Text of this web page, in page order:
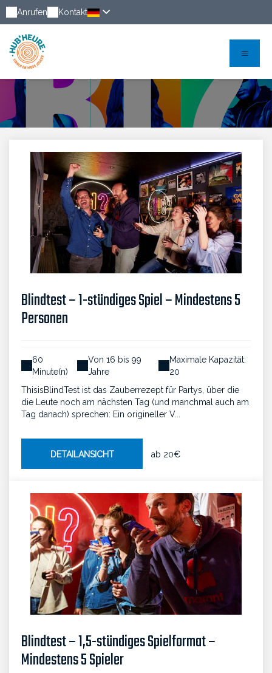
Anrufen Kontakt
Blindtest – 1-stündiges Spiel – Mindestens 5
Personen
60
Minute(n)
Von 16 bis 99
Jahre
Maximale Kapazität:
20
ThisisBlindTest ist das Zauberrezept für Partys, über die
die Leute noch am nächsten Tag (und manchmal auch am
Tag danach) sprechen: Ein origineller V...
DETAILANSICHT ab 20€
Blindtest – 1,5-stündiges Spielformat –
Mindestens 5 Spieler